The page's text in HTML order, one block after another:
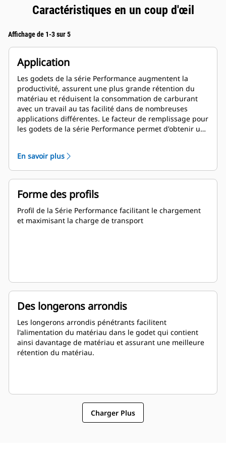
Caractéristiques en un coup d'œil
Affichage de 1-3 sur 5
Application
Les godets de la série Performance augmentent la
productivité, assurent une plus grande rétention du
matériau et réduisent la consommation de carburant
avec un travail au tas facilité dans de nombreuses
applications différentes. Le facteur de remplissage pour
les godets de la série Performance permet d'obtenir une
En savoir plus
Forme des profils
Profil de la Série Performance facilitant le chargement
et maximisant la charge de transport
Des longerons arrondis
Les longerons arrondis pénétrants facilitent
l'alimentation du matériau dans le godet qui contient
ainsi davantage de matériau et assurant une meilleure
rétention du matériau.
Charger Plus